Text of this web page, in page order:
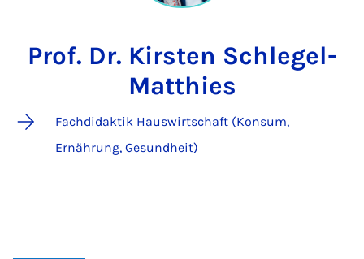
Prof. Dr. Kirsten Schlegel-
Matthies
Fachdidaktik Hauswirtschaft (Konsum,
Ernährung, Gesundheit)